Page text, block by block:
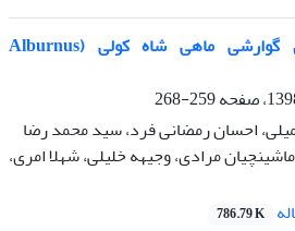
آنتوژنی تغییرات آنزیمهای گوارشی ماهی شاه کولی (Alburnus
259-268
احسان رمضانی فرد، سید محمد رضا
مرادی، وجیهه خلیلی، شهلا امری،
786.79 K